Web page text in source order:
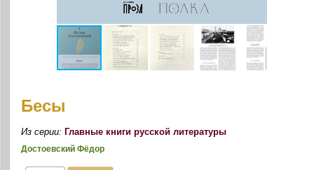
Бесы
Из серии: Главные книги русской литературы
Достоевский Фёдор